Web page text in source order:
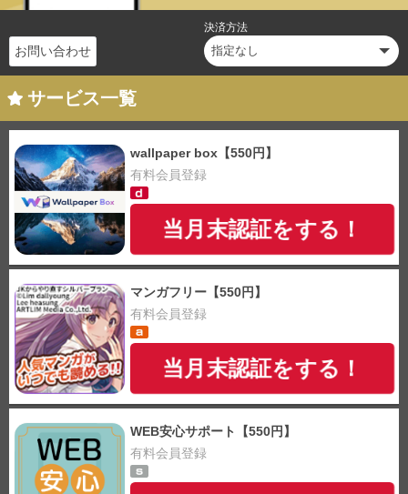
お問い合わせ
決済方法
サービス一覧
wallpaper box【550円】
有料会員登録
当月末認証をする！
マンガフリー【550円】
有料会員登録
当月末認証をする！
WEB安心サポート【550円】
有料会員登録